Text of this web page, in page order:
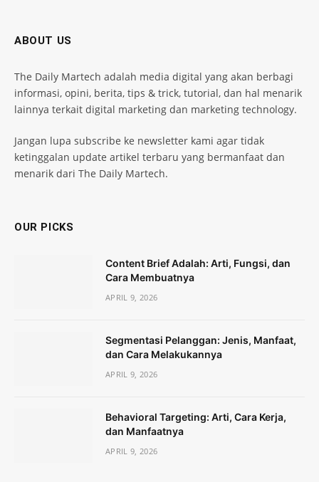
ABOUT US
The Daily Martech adalah media digital yang akan berbagi
informasi, opini, berita, tips & trick, tutorial, dan hal menarik
lainnya terkait digital marketing dan marketing technology.
Jangan lupa subscribe ke newsletter kami agar tidak
ketinggalan update artikel terbaru yang bermanfaat dan
menarik dari The Daily Martech.
OUR PICKS
Content Brief Adalah: Arti, Fungsi, dan
Cara Membuatnya
APRIL 9, 2026
Segmentasi Pelanggan: Jenis, Manfaat,
dan Cara Melakukannya
APRIL 9, 2026
Behavioral Targeting: Arti, Cara Kerja,
dan Manfaatnya
APRIL 9, 2026